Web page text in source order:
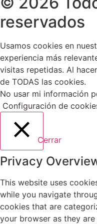
reservados
Usamos cookies en
experiencia más
visitas repetidas. Al
de TODAS las cookies.
No usar mi información
Configuración de
Cerrar
Privacy
This website uses
while you navigate
cookies that are
your browser as they